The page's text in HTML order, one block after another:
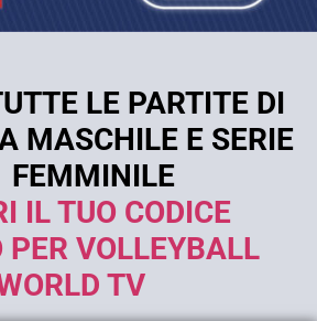
LE PARTITE DI
MASCHILE E SERIE
FEMMINILE
IL TUO CODICE
PER VOLLEYBALL
TV